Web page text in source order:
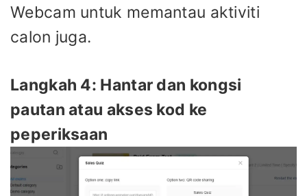
Webcam untuk memantau aktiviti
calon juga.
Langkah 4: Hantar dan kongsi
pautan atau akses kod ke
peperiksaan